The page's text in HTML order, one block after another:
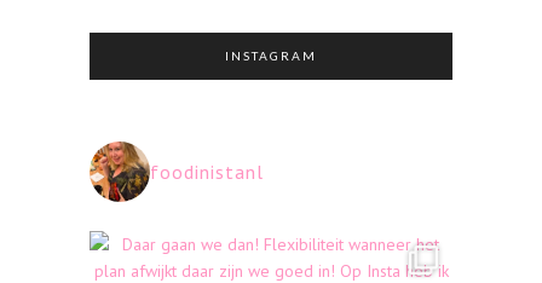
INSTAGRAM
foodinistanl